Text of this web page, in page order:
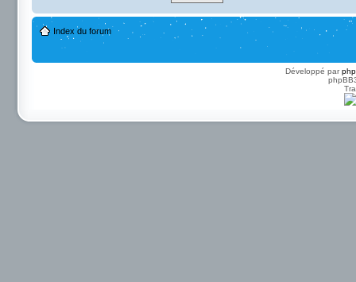
Index du forum
Développé par